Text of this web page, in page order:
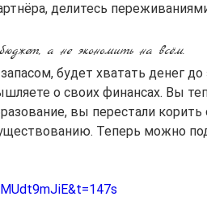
делитесь
а не экономить на всём.
будет хватать денег
о своих финансах. Вы
вы перестали
Теперь можно